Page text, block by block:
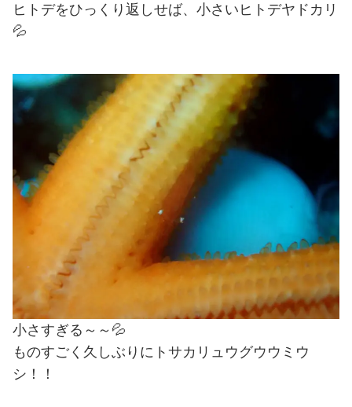
ヒトデをひっくり返しせば、小さいヒトデヤドカリ
💦
小さすぎる～～💦
ものすごく久しぶりにトサカリュウグウウミウ
シ！！